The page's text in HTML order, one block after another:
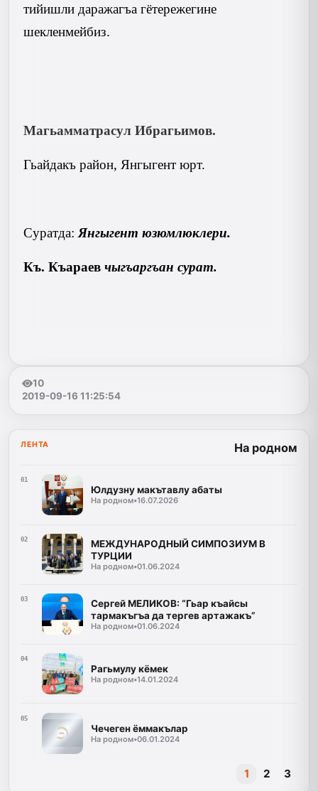
тийишли даражагъа гётережегине
шекленмейбиз.
Магьамматрасул Ибрагьимов.
Гьайдакъ район, Янгыгент юрт.
Суратда: Янгыгент юзюмлюклери.
Къ. Къараев чыгъаргъан сурат.
10
2019-09-16 11:25:54
ЛЕНТА На родном
01
Юлдузну макътавлу абаты
На родном•16.07.2026
02
МЕЖДУНАРОДНЫЙ СИМПОЗИУМ В
ТУРЦИИ
На родном•01.06.2024
03
Сергей МЕЛИКОВ: “Гьар къайсы
тармакъгъа да тергев артажакъ”
На родном•01.06.2024
04
Рагьмулу кёмек
На родном•14.01.2024
05
Чечеген ёммакълар
На родном•06.01.2024
1 2 3